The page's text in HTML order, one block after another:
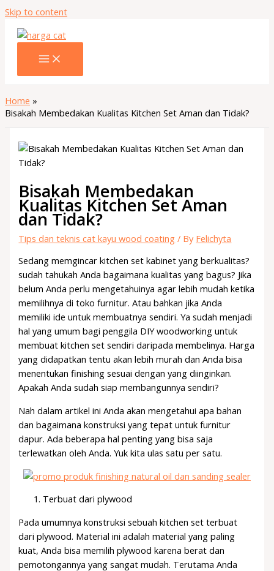
Skip to content
Home
Bisakah Membedakan Kualitas Kitchen Set Aman dan Tidak?
Bisakah Membedakan
Kualitas Kitchen Set Aman
dan Tidak?
Tips dan teknis cat kayu wood coating / By Felichyta
Sedang memgincar kitchen set kabinet yang berkualitas?
sudah tahukah Anda bagaimana kualitas yang bagus? Jika
belum Anda perlu mengetahuinya agar lebih mudah ketika
memilihnya di toko furnitur. Atau bahkan jika Anda
memiliki ide untuk membuatnya sendiri. Ya sudah menjadi
hal yang umum bagi penggila DIY woodworking untuk
membuat kitchen set sendiri daripada membelinya. Harga
yang didapatkan tentu akan lebih murah dan Anda bisa
menentukan finishing sesuai dengan yang diinginkan.
Apakah Anda sudah siap membangunnya sendiri?
Nah dalam artikel ini Anda akan mengetahui apa bahan
dan bagaimana konstruksi yang tepat untuk furnitur
dapur. Ada beberapa hal penting yang bisa saja
terlewatkan oleh Anda. Yuk kita ulas satu per satu.
Terbuat dari plywood
Pada umumnya konstruksi sebuah kitchen set terbuat
dari plywood. Material ini adalah material yang paling
kuat, Anda bisa memilih plywood karena berat dan
pemotongannya yang sangat mudah. Terutama Anda